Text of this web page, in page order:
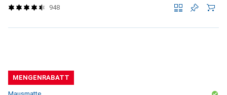
948
MENGENRABATT